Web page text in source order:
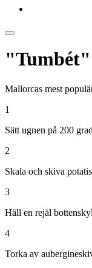
Mallorcas mest
1
Sätt ugnen på 200
2
Skala och skiva
3
Häll en rejäl
4
Torka av